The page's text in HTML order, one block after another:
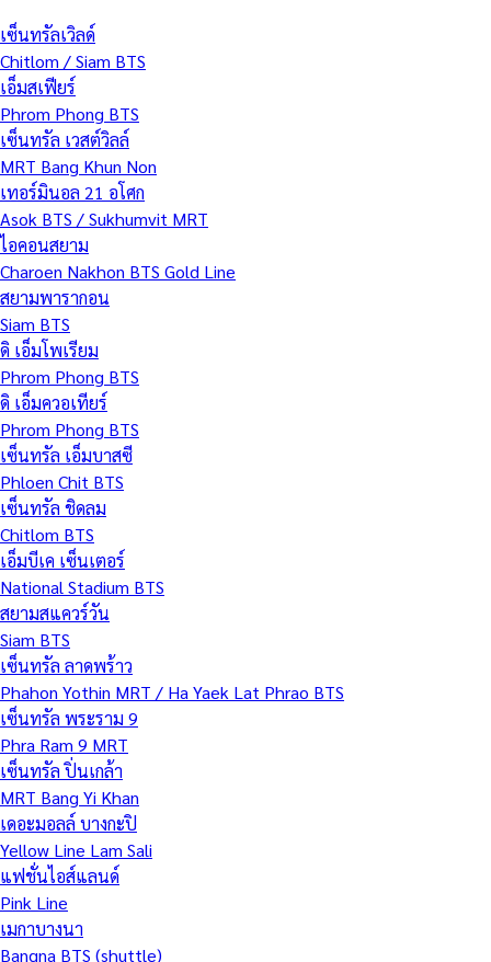
เซ็นทรัลเวิลด์
Chitlom / Siam BTS
เอ็มสเฟียร์
Phrom Phong BTS
เซ็นทรัล เวสต์วิลล์
MRT Bang Khun Non
เทอร์มินอล 21 อโศก
Asok BTS / Sukhumvit MRT
ไอคอนสยาม
Charoen Nakhon BTS Gold Line
สยามพารากอน
Siam BTS
ดิ เอ็มโพเรียม
Phrom Phong BTS
ดิ เอ็มควอเทียร์
Phrom Phong BTS
เซ็นทรัล เอ็มบาสซี
Phloen Chit BTS
เซ็นทรัล ชิดลม
Chitlom BTS
เอ็มบีเค เซ็นเตอร์
National Stadium BTS
สยามสแควร์วัน
Siam BTS
เซ็นทรัล ลาดพร้าว
Phahon Yothin MRT / Ha Yaek Lat Phrao BTS
เซ็นทรัล พระราม 9
Phra Ram 9 MRT
เซ็นทรัล ปิ่นเกล้า
MRT Bang Yi Khan
เดอะมอลล์ บางกะปิ
Yellow Line Lam Sali
แฟชั่นไอส์แลนด์
Pink Line
เมกาบางนา
Bangna BTS (shuttle)